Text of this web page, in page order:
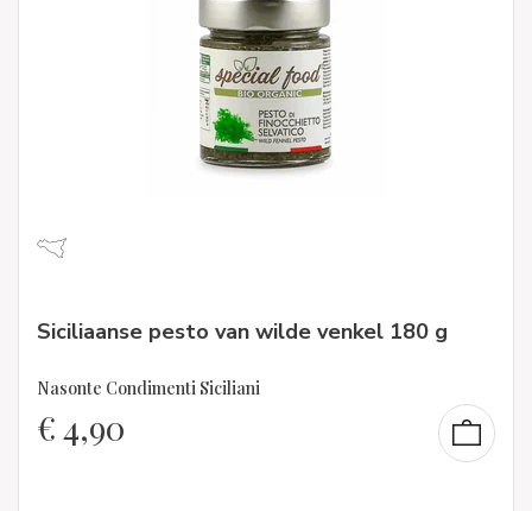
Siciliaanse pesto van wilde venkel 180 g
Nasonte Condimenti Siciliani
€4,90